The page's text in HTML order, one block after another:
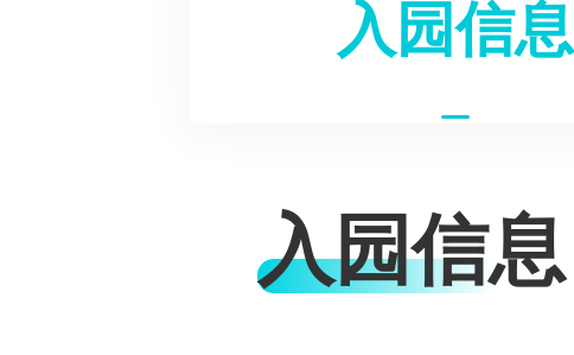
入园信息
入园信息